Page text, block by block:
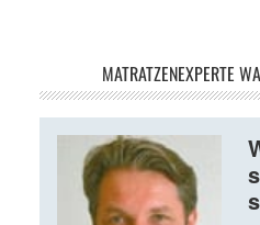
MATRATZENEXPERTE